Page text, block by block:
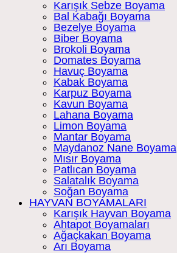
Karışık Sebze Boyama
Bal Kabağı Boyama
Bezelye Boyama
Biber Boyama
Brokoli Boyama
Domates Boyama
Havuç Boyama
Kabak Boyama
Karpuz Boyama
Kavun Boyama
Lahana Boyama
Limon Boyama
Mantar Boyama
Maydanoz Nane Boyama
Mısır Boyama
Patlıcan Boyama
Salatalık Boyama
Soğan Boyama
HAYVAN BOYAMALARI
Karışık Hayvan Boyama
Ahtapot Boyamaları
Ağaçkakan Boyama
Arı Boyama